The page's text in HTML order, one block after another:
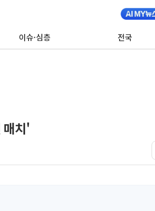
이슈·심층 전국
매치'